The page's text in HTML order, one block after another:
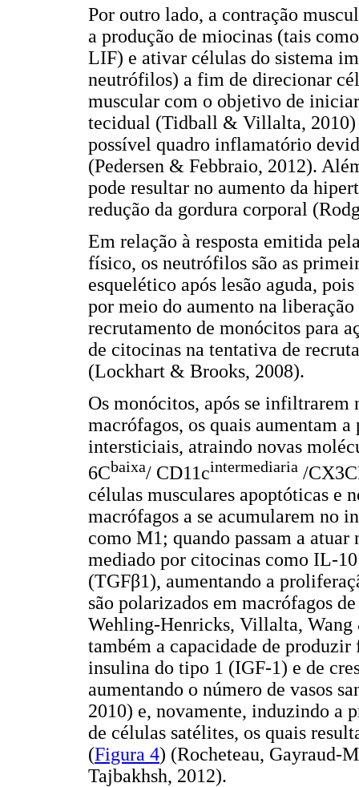
Por outro lado, a contração
a produção de miocinas (tais
LIF) e ativar células do sistema
neutrófilos) a fim de direcionar
muscular com o objetivo de
tecidual (Tidball & Villalta, 2010)
possível quadro inflamatório
(Pedersen & Febbraio, 2012).
pode resultar no aumento da
redução da gordura corporal
Em relação à resposta emitida
físico, os neutrófilos são as
esquelético após lesão aguda,
por meio do aumento na
recrutamento de monócitos para
de citocinas na tentativa de
(Lockhart & Brooks, 2008).
Os monócitos, após se
macrófagos, os quais aumentam
intersticiais, atraindo novas
6Cbaixa/ CD11cintermediaria /
células musculares apoptóticas e
macrófagos a se acumularem no
como M1; quando passam a
mediado por citocinas como IL-
(TGFβ1), aumentando a
são polarizados em macrófagos
Wehling-Henricks, Villalta,
também a capacidade de produzir
insulina do tipo 1 (IGF-1) e de
aumentando o número de vasos
2010) e, novamente, induzindo a
de células satélites, os quais
(Figura 4) (Rocheteau, Gayraud-
Tajbakhsh, 2012).